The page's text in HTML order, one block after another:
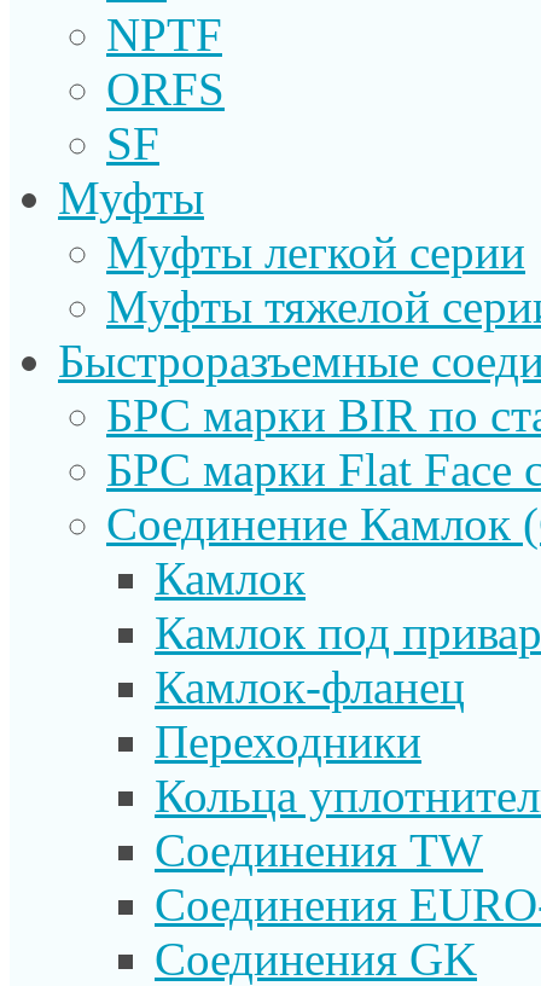
NPTF
ORFS
SF
Муфты
Муфты легкой серии
Муфты тяжелой
Быстроразъемные
БРС марки BIR по
БРС марки Flat Face
Соединение Камлок
Камлок
Камлок под
Камлок-фланец
Переходники
Кольца
Соединения TW
Соединения
Соединения GK